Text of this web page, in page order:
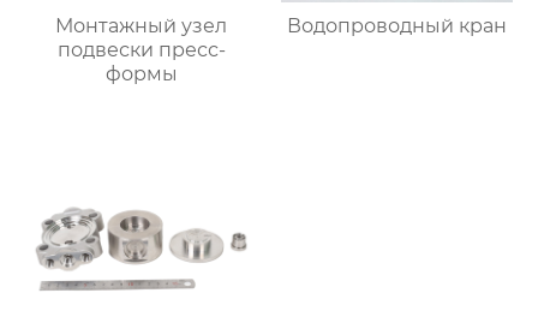
Монтажный узел
подвески пресс-
формы
Водопроводный кран